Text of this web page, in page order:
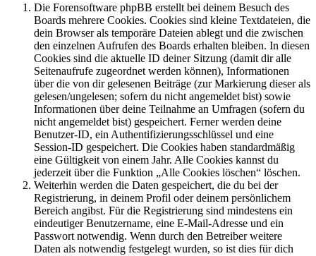
Die Forensoftware phpBB erstellt bei deinem Besuch des
Boards mehrere Cookies. Cookies sind kleine Textdateien, die
dein Browser als temporäre Dateien ablegt und die zwischen
den einzelnen Aufrufen des Boards erhalten bleiben. In diesen
Cookies sind die aktuelle ID deiner Sitzung (damit dir alle
Seitenaufrufe zugeordnet werden können), Informationen
über die von dir gelesenen Beiträge (zur Markierung dieser als
gelesen/ungelesen; sofern du nicht angemeldet bist) sowie
Informationen über deine Teilnahme an Umfragen (sofern du
nicht angemeldet bist) gespeichert. Ferner werden deine
Benutzer-ID, ein Authentifizierungsschlüssel und eine
Session-ID gespeichert. Die Cookies haben standardmäßig
eine Gültigkeit von einem Jahr. Alle Cookies kannst du
jederzeit über die Funktion „Alle Cookies löschen“ löschen.
Weiterhin werden die Daten gespeichert, die du bei der
Registrierung, in deinem Profil oder deinem persönlichem
Bereich angibst. Für die Registrierung sind mindestens ein
eindeutiger Benutzername, eine E-Mail-Adresse und ein
Passwort notwendig. Wenn durch den Betreiber weitere
Daten als notwendig festgelegt wurden, so ist dies für dich